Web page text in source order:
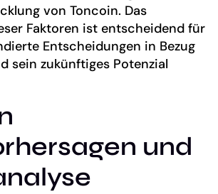
von Toncoin. Das
Faktoren ist entscheidend für
Entscheidungen in Bezug
sein zukünftiges Potenzial
und